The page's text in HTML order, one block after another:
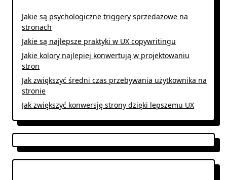
Jakie są psychologiczne triggery sprzedażowe na
stronach
Jakie są najlepsze praktyki w UX copywritingu
Jakie kolory najlepiej konwertują w projektowaniu
stron
Jak zwiększyć średni czas przebywania użytkownika na
stronie
Jak zwiększyć konwersję strony dzięki lepszemu UX